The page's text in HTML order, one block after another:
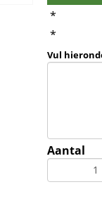
*
*
Vul
Aantal